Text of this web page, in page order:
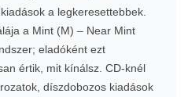
a legkeresettebbek.
a Mint (M) – Near Mint
eladóként ezt
értik, mit kínálsz. CD-knél
díszdobozos kiadások